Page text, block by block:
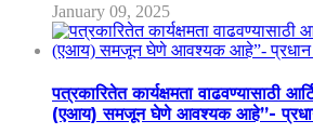
January 09, 2025
पत्रकारितेत कार्यक्षमता वाढवण्यासाठी
(एआय) समजून घेणे आवश्यक आहे”-